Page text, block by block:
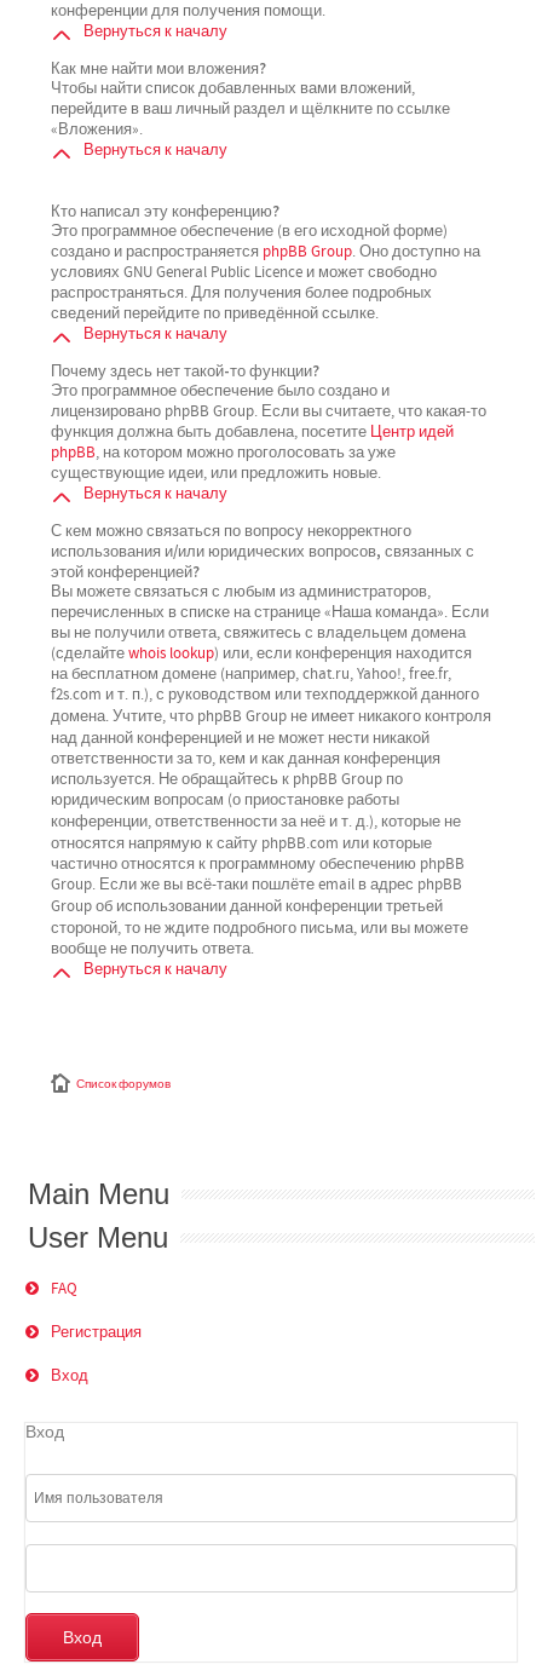
конференции для получения помощи.
Вернуться к началу
Как мне найти мои вложения?
Чтобы найти список добавленных вами вложений,
перейдите в ваш личный раздел и щёлкните по ссылке
«Вложения».
Вернуться к началу
Кто написал эту конференцию?
Это программное обеспечение (в его исходной форме)
создано и распространяется phpBB Group. Оно доступно на
условиях GNU General Public Licence и может свободно
распространяться. Для получения более подробных
сведений перейдите по приведённой ссылке.
Вернуться к началу
Почему здесь нет такой-то функции?
Это программное обеспечение было создано и
лицензировано phpBB Group. Если вы считаете, что какая-то
функция должна быть добавлена, посетите Центр идей
phpBB, на котором можно проголосовать за уже
существующие идеи, или предложить новые.
Вернуться к началу
С кем можно связаться по вопросу некорректного
использования и/или юридических вопросов, связанных с
этой конференцией?
Вы можете связаться с любым из администраторов,
перечисленных в списке на странице «Наша команда». Если
вы не получили ответа, свяжитесь с владельцем домена
(сделайтеwhois lookup) или, если конференция находится
на бесплатном домене (например, chat.ru, Yahoo!, free.fr,
f2s.com и т. п.), с руководством или техподдержкой данного
домена. Учтите, что phpBB Group не имеет никакого контроля
над данной конференциейи не может нести никакой
ответственности за то, кем и как данная конференция
используется. Не обращайтесь к phpBB Group по
юридическим вопросам (о приостановке работы
конференции, ответственности за неё и т. д.), которые не
относятся напрямуюк сайту phpBB.com или которые
частично относятся к программному обеспечению phpBB
Group. Если же вы всё-таки пошлёте email в адрес phpBB
Group об использовании данной конференциитретьей
стороной, то не ждите подробного письма, или вы можете
вообще не получить ответа.
Вернуться к началу
Список форумов
Main Menu
User Menu
FAQ
Регистрация
Вход
Вход